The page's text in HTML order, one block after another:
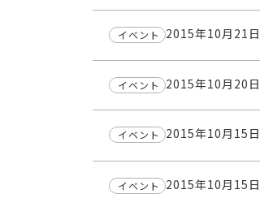
イベント 2015年10月21日
イベント 2015年10月20日
イベント 2015年10月15日
イベント 2015年10月15日